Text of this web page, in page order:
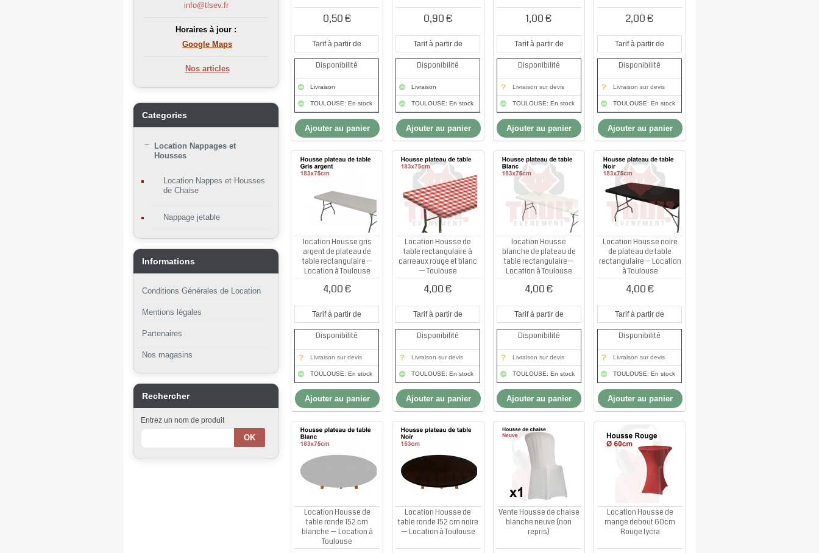
info@tlsev.fr
Horaires à jour :
Google Maps
Nos articles
Categories
Location Nappages et
Housses
Location Nappes et Housses
de Chaise
Nappage jetable
Informations
Conditions Générales de Location
Mentions légales
Partenaires
Nos magasins
Rechercher
Entrez un nom de produit
0,50 €
Tarif à partir de
Disponibilité
Livraison
TOULOUSE: En stock
Ajouter au panier
0,90 €
Tarif à partir de
Disponibilité
Livraison
TOULOUSE: En stock
Ajouter au panier
1,00 €
Tarif à partir de
Disponibilité
Livraison sur devis
TOULOUSE: En stock
Ajouter au panier
2,00 €
Tarif à partir de
Disponibilité
Livraison sur devis
TOULOUSE: En stock
Ajouter au panier
location Housse gris
argent de plateau de
table rectangulaire—
Location à Toulouse
4,00 €
Tarif à partir de
Disponibilité
Livraison sur devis
TOULOUSE: En stock
Ajouter au panier
Location Housse de
table rectangulaire à
carreaux rouge et blanc
— Toulouse
4,00 €
Tarif à partir de
Disponibilité
Livraison sur devis
TOULOUSE: En stock
Ajouter au panier
location Housse
blanche de plateau de
table rectangulaire—
Location à Toulouse
4,00 €
Tarif à partir de
Disponibilité
Livraison sur devis
TOULOUSE: En stock
Ajouter au panier
Location Housse noire
de plateau de table
rectangulaire— Location
à Toulouse
4,00 €
Tarif à partir de
Disponibilité
Livraison sur devis
TOULOUSE: En stock
Ajouter au panier
Location Housse de
table ronde 152 cm
blanche — Location à
Toulouse
Location Housse de
table ronde 152 cm noire
— Location à Toulouse
Vente Housse de chaise
blanche neuve (non
repris)
Location Housse de
mange debout 60cm
Rouge lycra